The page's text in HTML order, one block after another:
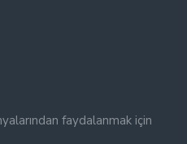
faydalanmak için